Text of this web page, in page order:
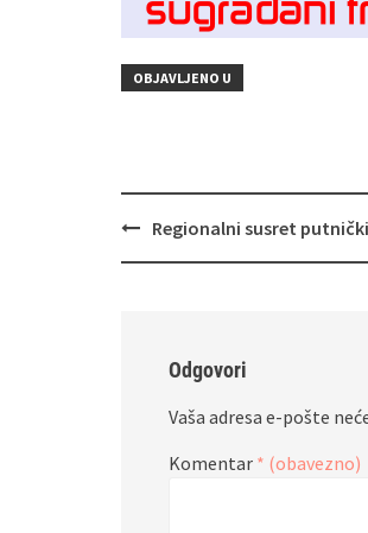
OBJAVLJENO U
Navigacija
Regionalni susret
Odgovori
Vaša adresa e-pošte
Komentar * (obavezno)